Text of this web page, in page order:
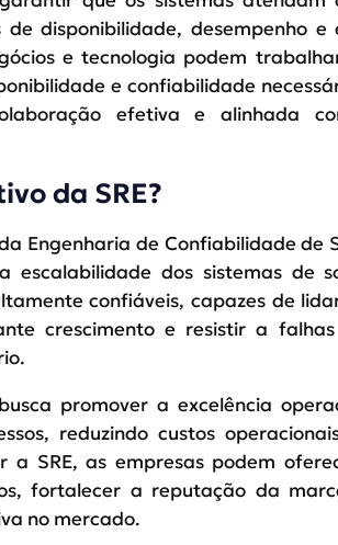
de disponibilidade, desempenho e
e tecnologia podem
e confiabilidade
efetiva e alinhada
da SRE?
Engenharia de Confiabilidade de
escalabilidade dos sistemas de
confiáveis, capazes de
crescimento e resistir a
promover a excelência
reduzindo custos
a SRE, as empresas podem
fortalecer a reputação da
no mercado.